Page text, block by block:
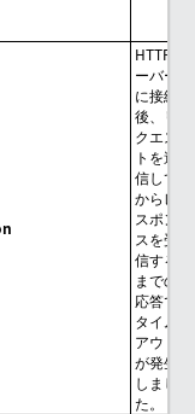
HTTPサ
ーバー
に接続
後、リ
クエス
トを送
信して
からレ
スポン
スを受
信する
までの
応答で
タイム
アウト
が発生
しまし
た。